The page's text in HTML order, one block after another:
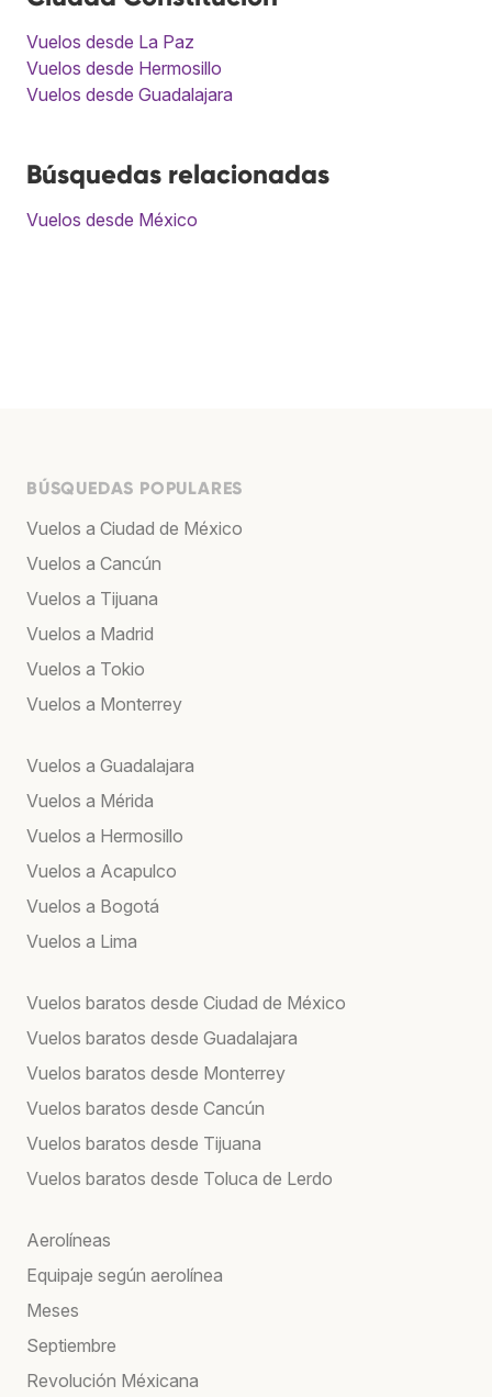
Vuelos desde La Paz
Vuelos desde Hermosillo
Vuelos desde Guadalajara
Búsquedas relacionadas
Vuelos desde México
BÚSQUEDAS POPULARES
Vuelos a Ciudad de México
Vuelos a Cancún
Vuelos a Tijuana
Vuelos a Madrid
Vuelos a Tokio
Vuelos a Monterrey
Vuelos a Guadalajara
Vuelos a Mérida
Vuelos a Hermosillo
Vuelos a Acapulco
Vuelos a Bogotá
Vuelos a Lima
Vuelos baratos desde Ciudad de México
Vuelos baratos desde Guadalajara
Vuelos baratos desde Monterrey
Vuelos baratos desde Cancún
Vuelos baratos desde Tijuana
Vuelos baratos desde Toluca de Lerdo
Aerolíneas
Equipaje según aerolínea
Meses
Septiembre
Revolución Méxicana